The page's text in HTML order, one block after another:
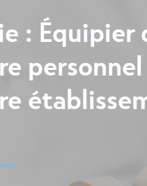
: Équipier
personnel